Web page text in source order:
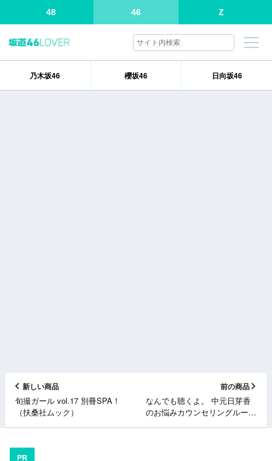
48 46 Z
乃木坂46 櫻坂46 日向坂46
新しい商品
旬撮ガール vol.17 別冊SPA！
（扶桑社ムック）
前の商品
なんでも聴くよ。 中元日芽香
のお悩みカウンセリングルー
PR